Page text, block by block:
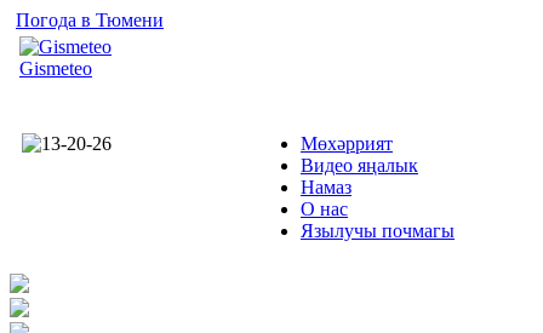
Погода в Тюмени
Gismeteo
Мөхәррият
Видео яңалык
Намаз
О нас
Язылучы почмагы